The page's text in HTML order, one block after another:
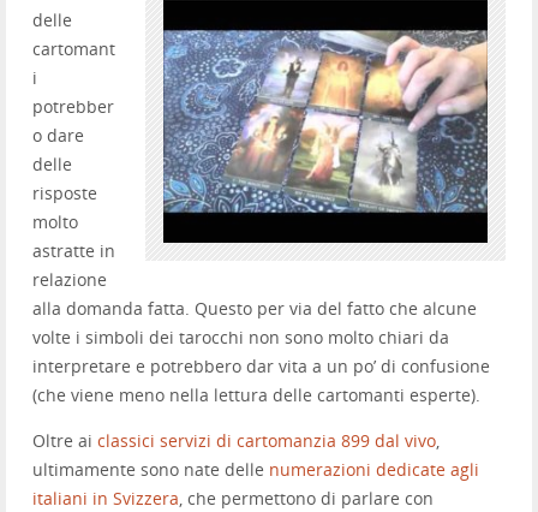
delle
cartomant
i
potrebber
o dare
delle
risposte
molto
astratte in
relazione
alla domanda fatta. Questo per via del fatto che alcune
volte i simboli dei tarocchi non sono molto chiari da
interpretare e potrebbero dar vita a un po’ di confusione
(che viene meno nella lettura delle cartomanti esperte).
Oltre ai classici servizi di cartomanzia 899 dal vivo,
ultimamente sono nate delle numerazioni dedicate agli
italiani in Svizzera, che permettono di parlare con